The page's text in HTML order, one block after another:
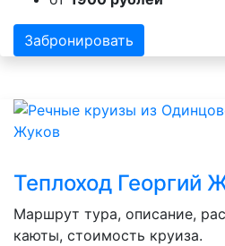
Забронировать
Теплоход Георгий
Маршрут тура, описание,
каюты, стоимость круиза.